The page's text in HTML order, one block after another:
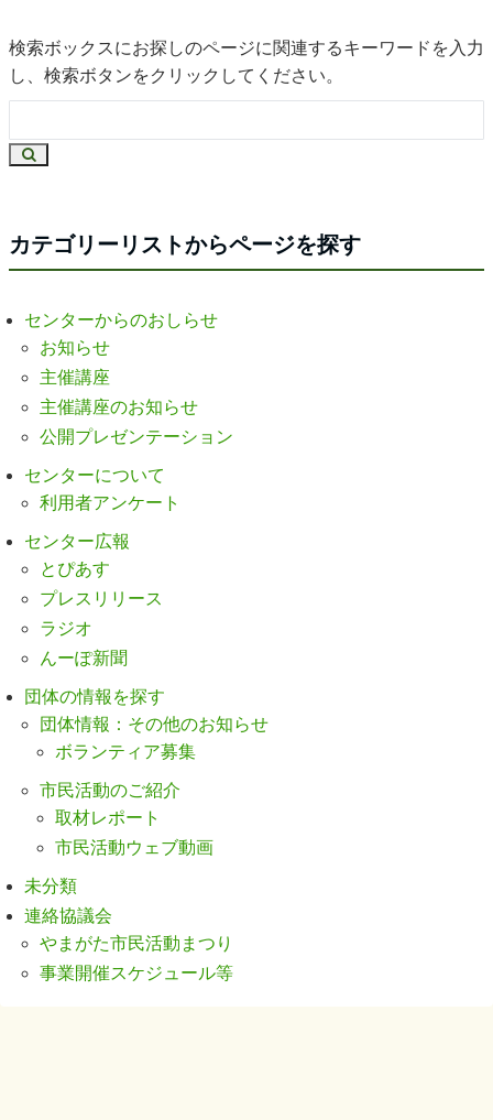
検索ボックスにお探しのページに関連するキーワードを入力
し、検索ボタンをクリックしてください。
カテゴリーリストからページを探す
センターからのおしらせ
お知らせ
主催講座
主催講座のお知らせ
公開プレゼンテーション
センターについて
利用者アンケート
センター広報
とぴあす
プレスリリース
ラジオ
んーぽ新聞
団体の情報を探す
団体情報：その他のお知らせ
ボランティア募集
市民活動のご紹介
取材レポート
市民活動ウェブ動画
未分類
連絡協議会
やまがた市民活動まつり
事業開催スケジュール等